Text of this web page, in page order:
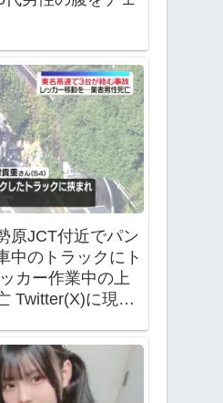
原JCT付近でパン
中のトラックにト
カー作業中の上
Twitter(X)に現地